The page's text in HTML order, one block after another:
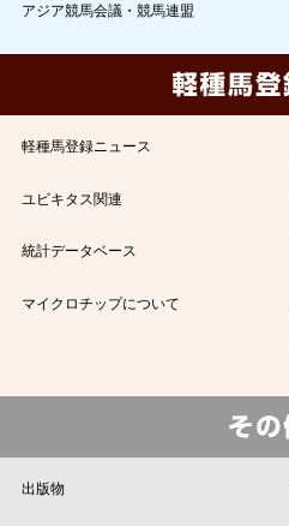
アジア競馬会議・競馬連盟
軽種馬登録ニュース
ユビキタス関連
統計データベース
マイクロチップについて
出版物